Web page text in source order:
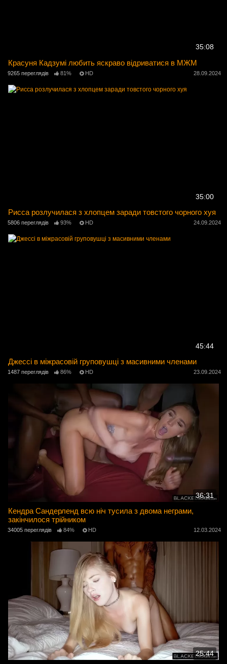
35:08
Красуня Кадзумі любить яскраво відриватися в МЖМ
9265 переглядів 81% HD 28.09.2024
35:00
Рисса розлучилася з хлопцем заради товстого чорного хуя
5806 переглядів 93% HD 24.09.2024
45:44
Джессі в міжрасовій груповушці з масивними членами
1487 переглядів 86% HD 23.09.2024
36:31
Кендра Сандерленд всю ніч тусила з двома неграми,
закінчилося трійником
34005 переглядів 84% HD 12.03.2024
25:44